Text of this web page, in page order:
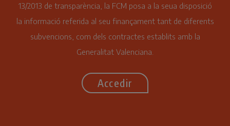
13/2013 de transparència, la FCM posa a la seua disposició
la informació referida al seu finançament tant de diferents
subvencions, com dels contractes establits amb la
Generalitat Valenciana.
Accedir